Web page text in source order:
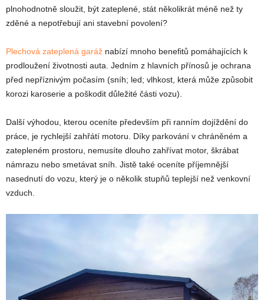
plnohodnotně sloužit, být zateplené, stát několikrát méně než ty
zděné a nepotřebují ani stavební povolení?
Plechová zateplená garáž nabízí mnoho benefitů pomáhajících k
prodloužení životnosti auta. Jedním z hlavních přínosů je ochrana
před nepříznivým počasím (sníh; led; vlhkost, která může způsobit
korozi karoserie a poškodit důležité části vozu).
Další výhodou, kterou oceníte především při ranním dojíždění do
práce, je rychlejší zahřátí motoru. Díky parkování v chráněném a
zatepleném prostoru, nemusíte dlouho zahřívat motor, škrábat
námrazu nebo smetávat sníh. Jistě také oceníte příjemnější
nasednutí do vozu, který je o několik stupňů teplejší než venkovní
vzduch.